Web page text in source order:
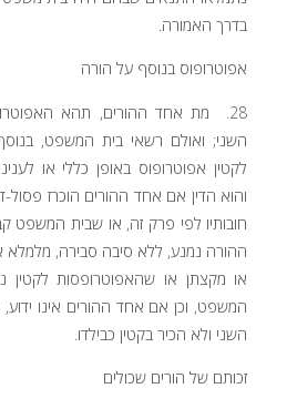
בדרך האמורה.
אפוטרופוס בנוסף על הורה
28. מת אחד ההורים, תהא
השני; ואולם רשאי בית המשפט,
לקטין אפוטרופוס באופן כללי או
והוא הדין אם אחד ההורים הוכרז פסול-
חובותיו לפי פרק זה, או שבית המשפט
ההורה נמנע, ללא סיבה סבירה, מלמלא
או מקצתן או שהאפוטרופסות לקטין
המשפט, וכן אם אחד ההורים אינו
השני ולא הכיר בקטין כבילדו.
זכותם של הורים שכולים